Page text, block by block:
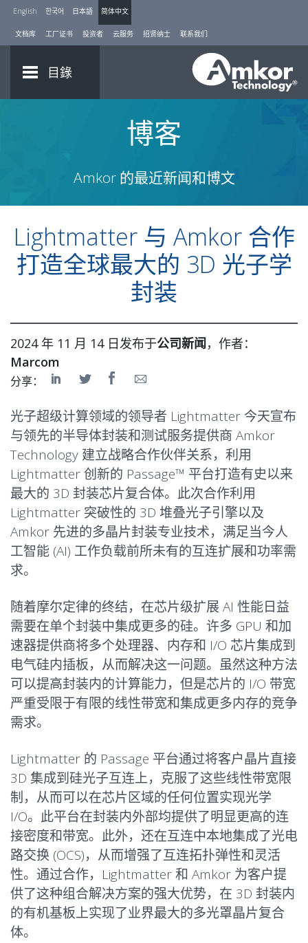
English 한국어 日本語 简体中文
文档库 工厂证书 投资者 云服务 招贤纳士 联系我们
目錄
博客
Amkor 的最近新闻和博文
Lightmatter 与 Amkor 合作
打造全球最大的 3D 光子学
封装
2024 年 11 月 14 日发布于公司新闻，作者：
Marcom
分享：
光子超级计算领域的领导者 Lightmatter 今天宣布
与领先的半导体封装和测试服务提供商 Amkor
Technology 建立战略合作伙伴关系，利用
Lightmatter 创新的 Passage™ 平台打造有史以来
最大的 3D 封装芯片复合体。此次合作利用
Lightmatter 突破性的 3D 堆叠光子引擎以及
Amkor 先进的多晶片封装专业技术，满足当今人
工智能 (AI) 工作负载前所未有的互连扩展和功率需
求。
随着摩尔定律的终结，在芯片级扩展 AI 性能日益
需要在单个封装中集成更多的硅。许多 GPU 和加
速器提供商将多个处理器、内存和 I/O 芯片集成到
电气硅内插板，从而解决这一问题。虽然这种方法
可以提高封装内的计算能力，但是芯片的 I/O 带宽
严重受限于有限的线性带宽和集成更多内存的竞争
需求。
Lightmatter 的 Passage 平台通过将客户晶片直接
3D 集成到硅光子互连上，克服了这些线性带宽限
制，从而可以在芯片区域的任何位置实现光学
I/O。此平台在封装内外部均提供了明显更高的连
接密度和带宽。此外，还在互连中本地集成了光电
路交换 (OCS)，从而增强了互连拓扑弹性和灵活
性。通过合作，Lightmatter 和 Amkor 为客户提
供了这种组合解决方案的强大优势，在 3D 封装内
的有机基板上实现了业界最大的多光罩晶片复合
体。